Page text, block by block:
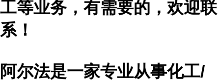
工等业务，有需要的，欢迎联
系！
阿尔法是一家专业从事化工/